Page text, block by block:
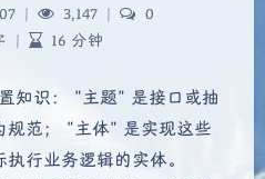
| 3,147 |
0
| 16 分钟
知识： "主题" 是接口或抽
规范； "主体" 是实现这些
行业务逻辑的实体。